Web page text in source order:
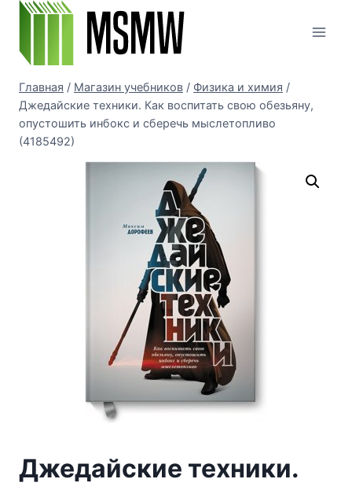
Перейти
содержимому
Главная / Магазин учебников / Физика и химия /
Джедайские техники. Как воспитать свою обезьяну,
опустошить инбокс и сберечь мыслетопливо
(4185492)
Джедайские техники.